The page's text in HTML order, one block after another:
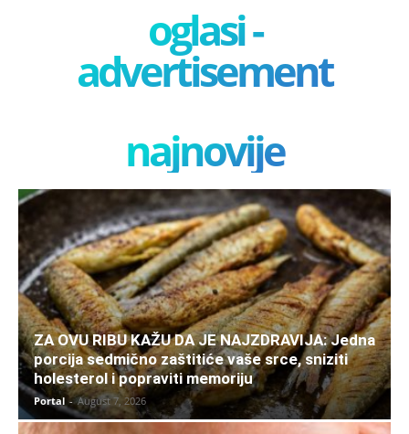
oglasi -
advertisement
najnovije
ZA OVU RIBU KAŽU DA JE NAJZDRAVIJA: Jedna
porcija sedmično zaštitiće vaše srce, sniziti
holesterol i popraviti memoriju
Portal - August 7, 2026